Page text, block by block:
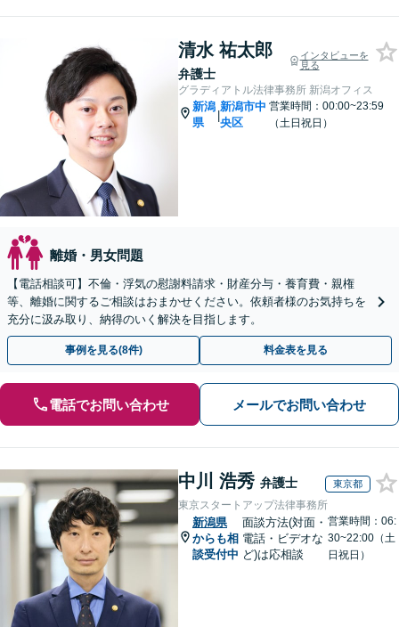
清水 祐太郎
弁護士
インタビューを
見る
グラディアトル法律事務所 新潟オフィス
新潟
県
|
新潟市中
央区
営業時間：00:00~23:59
（土日祝日）
離婚・男女問題
【電話相談可】不倫・浮気の慰謝料請求・財産分与・養育費・親権
等、離婚に関するご相談はおまかせください。依頼者様のお気持ちを
充分に汲み取り、納得のいく解決を目指します。
事例を見る(8件) 料金表を見る
電話でお問い合わせ メールでお問い合わせ
中川 浩秀 弁護士 東京都
東京スタートアップ法律事務所
新潟県
からも相
談受付中
面談方法(対面・
電話・ビデオな
ど)は応相談
営業時間：06:
30~22:00（土
日祝日）